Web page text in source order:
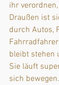
ihr
Draußen ist
durch Autos,
bleibt stehen
Sie läuft
sich